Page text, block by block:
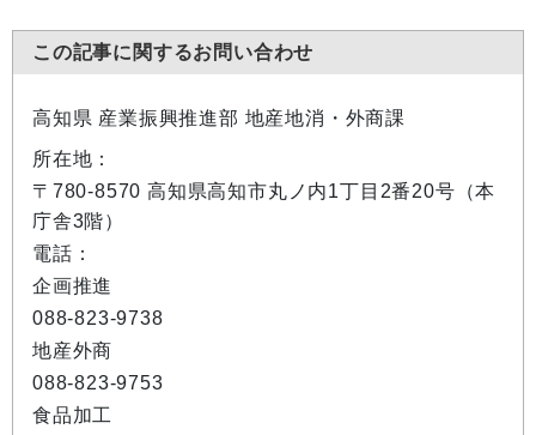
この記事に関するお問い合わせ
高知県 産業振興推進部 地産地消・外商課
所在地：
〒780-8570 高知県高知市丸ノ内1丁目2番20号（本
庁舎3階）
電話：
企画推進
088-823-9738
地産外商
088-823-9753
食品加工